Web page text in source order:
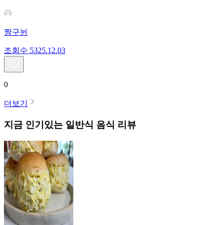
짱구뉜
조회수 5325.12.03
0
더보기
지금 인기있는 일반식 음식 리뷰